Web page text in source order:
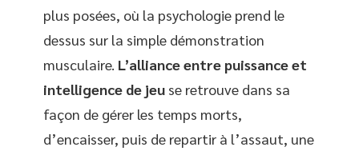
plus posées, où la psychologie prend le
dessus sur la simple démonstration
musculaire. L’alliance entre puissance et
intelligence de jeu se retrouve dans sa
façon de gérer les temps morts,
d’encaisser, puis de repartir à l’assaut, une